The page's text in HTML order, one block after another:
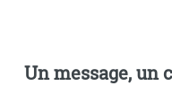
Un message, un